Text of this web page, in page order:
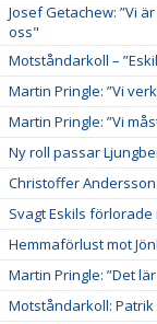
Josef Getachew: ”Vi
oss"
Motståndarkoll –
Martin Pringle: ”Vi
Martin Pringle: ”Vi
Ny roll passar
Christoffer
Svagt Eskils förlorade
Hemmaförlust mot
Martin Pringle: ”Det
Motståndarkoll: